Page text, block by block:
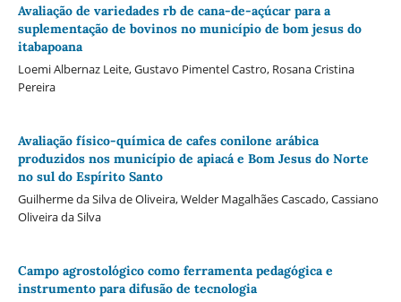
Avaliação de variedades rb de cana-de-açúcar para a
suplementação de bovinos no município de bom jesus do
itabapoana
Loemi Albernaz Leite, Gustavo Pimentel Castro, Rosana Cristina
Pereira
Avaliação físico-química de cafes conilone arábica
produzidos nos município de apiacá e Bom Jesus do Norte
no sul do Espírito Santo
Guilherme da Silva de Oliveira, Welder Magalhães Cascado, Cassiano
Oliveira da Silva
Campo agrostológico como ferramenta pedagógica e
instrumento para difusão de tecnologia